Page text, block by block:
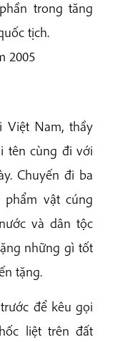
trong tăng
tịch.
2005
Việt Nam, thầy
tên cùng đi với
Chuyến đi ba
vật cúng
và dân tộc
những gì tốt
tặng.
để kêu gọi
liệt trên đất